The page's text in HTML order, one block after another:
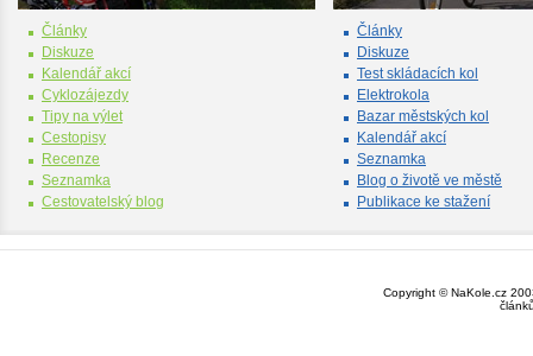
Články
Diskuze
Kalendář akcí
Cyklozájezdy
Tipy na výlet
Cestopisy
Recenze
Seznamka
Cestovatelský blog
Články
Diskuze
Test skládacích kol
Elektrokola
Bazar městských kol
Kalendář akcí
Seznamka
Blog o životě ve městě
Publikace ke stažení
Copyright © NaKole.cz